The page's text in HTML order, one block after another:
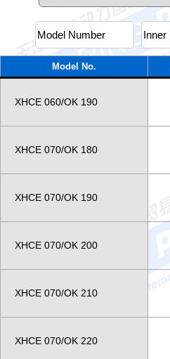
Model No.
XHCE 060/OK 190
XHCE 070/OK 180
XHCE 070/OK 190
XHCE 070/OK 200
XHCE 070/OK 210
XHCE 070/OK 220